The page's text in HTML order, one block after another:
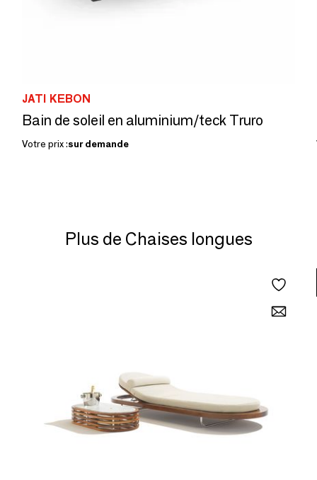
JATI KEBON
Bain de soleil en aluminium/teck Truro
Votre prix :sur demande
Plus de Chaises longues